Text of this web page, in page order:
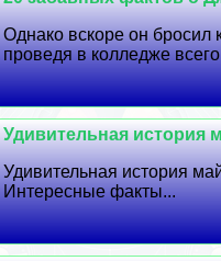
Однако вскоре он бросил
проведя в колледже всего
Удивительная история
Удивительная история
Интересные факты...